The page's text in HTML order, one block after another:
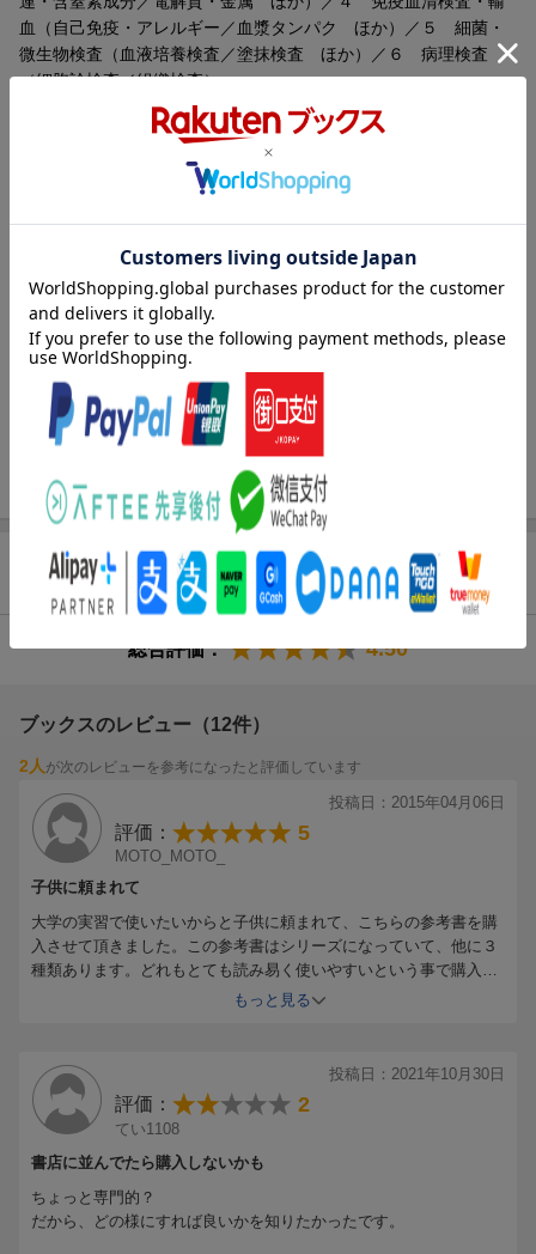
血（自己免疫・アレルギー／血漿タンパク ほか）／５ 細菌・
微生物検査（血液培養検査／塗抹検査 ほか）／６ 病理検査
（細胞診検査／組織検査）
著者情報（「BOOK」データベースより）
西崎祐史（ニシザキユウジ）
日本医科大学卒業。２００４年〜２００６年、聖路加国際病院内
科初期研修医、２００６年〜２００９年、聖路加国際病院内科専
門研修医、内科チーフレジデント。２００９年〜２０１０年、東
京大学大学院医学系研究科公共健康医学専攻（Ｓｃｈｏｏｌ ｏ
ｆ Ｐｕｂｌｉｃ Ｈｅａｌｔｈ）。現在、順天堂大学循環器内
科
渡邊千登世（ワタナベチトセ）
聖路加看護大学卒業後、聖路加国際病院勤務。聖路加国際病院Ｅ
Ｔスクール修了、皮膚・排泄ケア認定看護師。１９９６年、聖路
加看護大学博士前期課程修了、看護学修士。２００７年、さいた
ま市立病院副院長・看護部長、２０１１年、公益財団法人田附興
風会医学研究所北野病院看護部長等を歴任（本データはこの書籍
が刊行された当時に掲載されていたものです）
商品レビュー（12件）
総合評価： 4.50
ブックスのレビュー（12件）
2人 が次のレビューを参考になったと評価しています
投稿日：2015年04月06日
評価： 5
MOTO_MOTO_
子供に頼まれて
大学の実習で使いたいからと子供に頼まれて、こちらの参考書を購
入させて頂きました。この参考書はシリーズになっていて、他に３
種類あります。どれもとても読み易く使いやすいという事で購入を
頼まれました。このサイズが制服のポケットに収まるため、とても
もっと見る
投稿日：2021年10月30日
評価： 2
てい1108
書店に並んでたら購入しないかも
ちょっと専門的？
だから、どの様にすれば良いかを知りたかったです。